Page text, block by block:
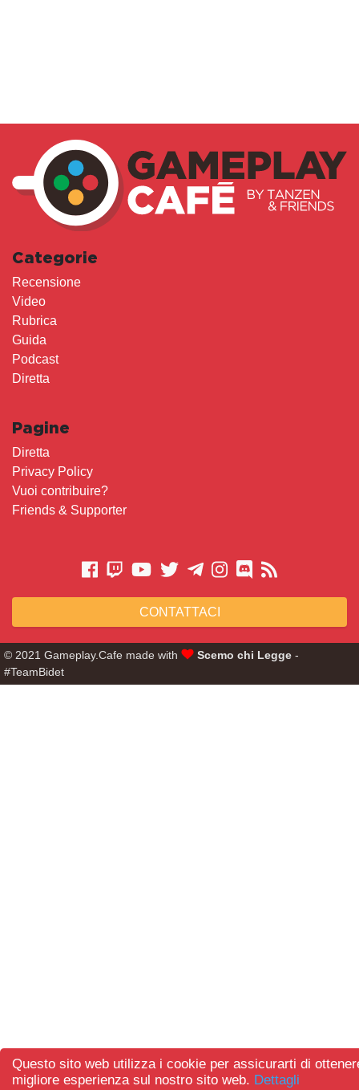
Questo sito web utilizza i cookie per assicurarti di
migliore esperienza sul nostro sito web. Dettagli
Categorie
Recensione
Video
Rubrica
Guida
Podcast
Diretta
Pagine
Diretta
Privacy Policy
Vuoi contribuire?
Friends & Supporter
CONTATTACI
© 2021 Gameplay.Cafe made with Scemo chi Legge-
#TeamBidet